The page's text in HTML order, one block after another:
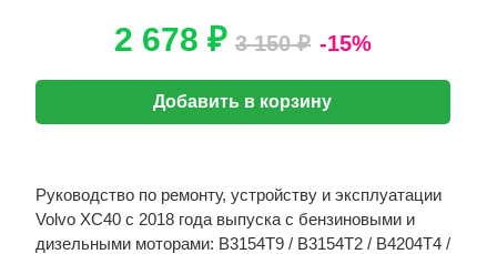
2 678 ₽ 3 150 ₽ -15%
Добавить в корзину
Руководство по ремонту, устройству и эксплуатации
Volvo XC40 с 2018 года выпуска с бензиновыми и
дизельными моторами: B3154T9 / B3154T2 / B4204T4 /